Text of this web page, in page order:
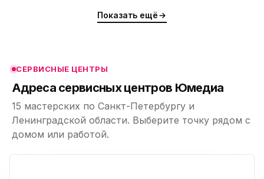
Показать ещё
СЕРВИСНЫЕ ЦЕНТРЫ
Адреса сервисных центров Юмедиа
15 мастерских по Санкт-Петербургу и
Ленинградской области. Выберите точку рядом с
домом или работой.
ю